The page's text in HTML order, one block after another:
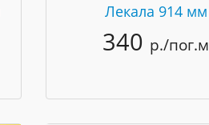
Лекала 914 мм
340 р./пог.м